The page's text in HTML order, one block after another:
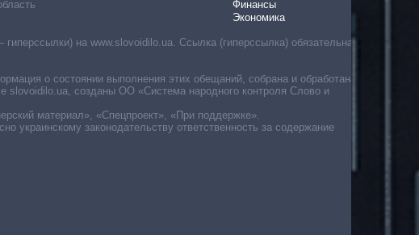
Финансы
Экономика
на www.slovoidilo.ua. Ссылка (гиперссылка) обязательна
о состоянии выполнения этих обещаний, собрана и обработана
созданы ОО «Система народного контроля Слово и
материал», «Спецпроект», «При поддержке».
украинскому законодательству ответственность за содержание